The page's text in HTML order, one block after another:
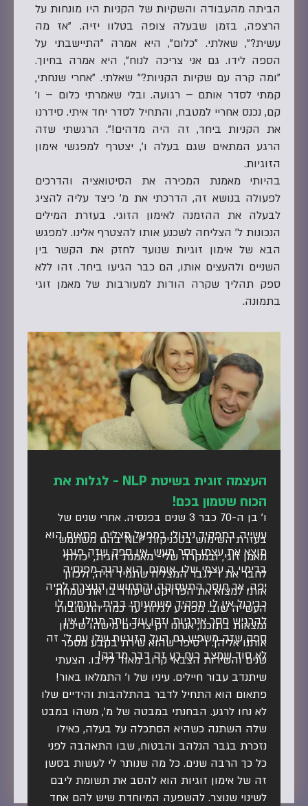
הביתה מהעבודה והשקיות של הקניות היו מונחות על
הרצפה, בזמן שבעלה צופה בטלוו יזיה. "אז מה
עשית?", שאלתי. "כלום", היא אמרה "התיישבתי על
הספה לידו. גם אני צריכה לנוח", היא אמרה בחיוך.
"ומה קרה עם שקיות הקניות?" שאלתי. "אחרי שנחתי,
קמתי לסדר אותם – רגועה. ובלי שאמרתי כלום – ו'
קם, נכנס אחריי למטבח, והתחיל לסדר יחד איתי. סידרנו
את הקניות ביחד, זה היה מדהים!". הרגשתי שזה
הרגע המתאים שגם בעלה ו', יצטרף למפגשי אימון
הזוגיות.
בהיותי מאמנת המכירה את הסיטואציה והדרכים
לפעולה בנושא זה, הדרכתי את מ' כיצד עליה להציג
לבעלה את ההזמנה לאימון הזוגי. בעזרת המילים
הנכונות ל' הצליחה לשכנע אותו להצטרף אלינו. למפגש
הבא של אימון זוגיות שנועד לחזק את הקשר בין
השניים ולהעצים אותו, הם כבר הגיעו ביחד. זהו ללא
ספק תהליך שקרה הודות למעורבות של מאמן זוגי
בתמונה.
העצמה זוגית בשיטת NLP - לגלות את
הכוח שטמון בכם!
ו' בן ה-70 כבר 3 שנים בפנסיה. אחרי שנים של
עשייה בתפקיד ניהולי במפעל מצליח, פתאום הוא
מוצא את עצמו חסר מעש. אין ספק שזה פוגע
בדימוי ה עצמי שלו. אומנם, הוא נהנה מפנסיה
יפה, אך חוסר התעסוקה והתחושה הנוצרת לפיה
כביכול אין לו תפקיד משמעותי בבית, גורמים לו
להרגיש חסר אנרגיות וזקן עוד יותר מגילו. אין
ספק שזה משפיע גם העל הזוגיות שלו עם ל'. זה
לא סוד שמצב רוח רע זה דבר מדבק!
בעזרת השימוש בטכניקות NLP בהם משתמש
מאמן זוגי, ובמקרה שלי- מאמנת זוגית, יכולתי
לחבר את ו' לגבר המצליח שתמיד היה, ולכוון
אותו למצוא את הפרויקט שיעורר בו את שמחת
העשייה שוב. מפתיע לגלות עד כמה התשובות
נמצאות בתוכנו, אנחנו רק צריכים מישהו שיכוון
אותנו אליהן. ו' סיפר שהוא שירת בקבע מספר
שנים והשירות הצבאי קרוב מאוד לליבו. הצעתי
שיתנדב עבור חיילים. עיניו של ו' התמלאו באור!
פתאום הוא התחיל לדבר בהתלהבות והידיים שלו
לא נחו לרגע. הבחנתי במבטה של מ', משהו במבט
שלה השתנה כשהיא הסתכלה על בעלה, כאילו
נזכרת בגבר הנלהב והבטוח, שבו התאהבה לפני
כל כך הרבה שנים. כל מה שנותר לי לעשות בסשן
זה של אימון זוגיות הוא להסב את תשומת ליבם
לשינוי שנוצר. להשפעה המיוחדת שיש להם אחד